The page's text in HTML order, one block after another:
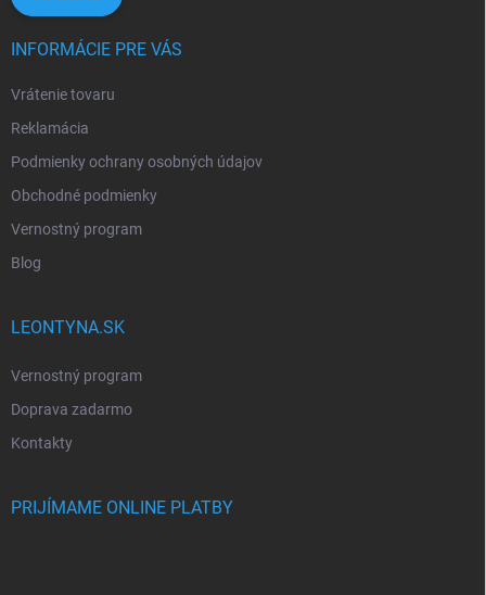
INFORMÁCIE PRE VÁS
Vrátenie tovaru
Reklamácia
Podmienky ochrany osobných údajov
Obchodné podmienky
Vernostný program
Blog
LEONTYNA.SK
Vernostný program
Doprava zadarmo
Kontakty
PRIJÍMAME ONLINE PLATBY